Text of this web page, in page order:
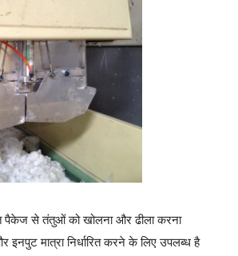
पैकेज से तंतुओं को खोलना और ढीला करना
इनपुट मात्रा निर्धारित करने के लिए उपलब्ध है